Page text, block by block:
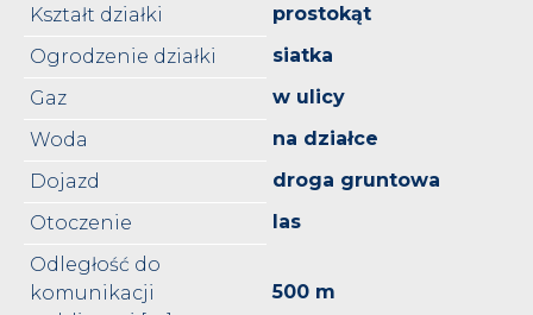
Kształt działki
prostokąt
Ogrodzenie działki
siatka
Gaz
w ulicy
Woda
na działce
Dojazd
droga gruntowa
Otoczenie
las
Odległość do
komunikacji
500 m